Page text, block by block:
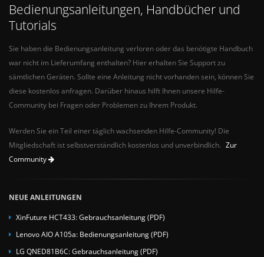
Bedienungsanleitungen, Handbücher und
Tutorials
Sie haben die Bedienungsanleitung verloren oder das benötigte Handbuch
war nicht im Lieferumfang enthalten? Hier erhalten Sie Support zu
sämtlichen Geräten. Sollte eine Anleitung nicht vorhanden sein, können Sie
diese kostenlos anfragen. Darüber hinaus hilft Ihnen unsere Hilfe-
Community bei Fragen oder Problemen zu Ihrem Produkt.
Werden Sie ein Teil einer täglich wachsenden Hilfe-Community! Die
Mitgliedschaft ist selbstverständlich kostenlos und unverbindlich. Zur
Community
NEUE ANLEITUNGEN
XinFuture HCT433: Gebrauchsanleitung (PDF)
Lenovo AIO A105a: Bedienungsanleitung (PDF)
LG QNED81B6C: Gebrauchsanleitung (PDF)